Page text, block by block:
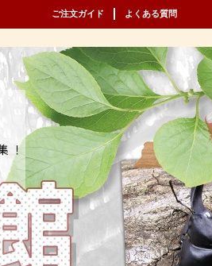
ご注文ガイド よくある質問